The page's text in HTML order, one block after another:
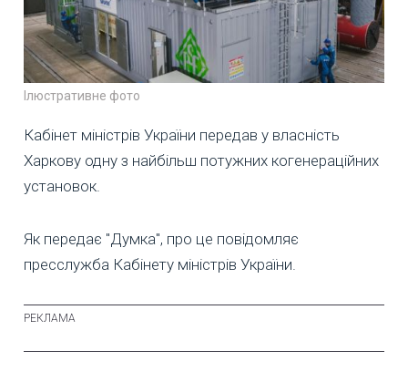
Ілюстративне фото
Кабінет міністрів України передав у власність
Харкову одну з найбільш потужних когенераційних
установок.
Як передає "Думка", про це повідомляє
пресслужба Кабінету міністрів України.